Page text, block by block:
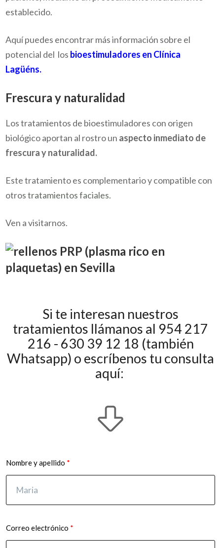
establecido.
Aquí puedes encontrar más información sobre el
potencial del los bioestimuladores en Clínica
Lagüéns.
Frescura y naturalidad
Los tratamientos de bioestimuladores con origen
biológico aportan al rostro un aspecto inmediato de
frescura y naturalidad.
Este tratamiento es complementario y compatible con
otrostratamientos faciales.
Ven a visitarnos.
Si te interesan nuestros
tratamientos llámanos al 954 217
216 - 630 39 12 18 (también
Whatsapp) o escríbenos tu consulta
aquí:
Nombre y apellido
Correo electrónico